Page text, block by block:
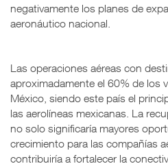
negativamente los planes de
aeronáutico nacional.
Las operaciones aéreas con
aproximadamente el 60% de los
México, siendo este país el
las aerolíneas mexicanas. La
no solo significaría mayores
crecimiento para las compañías
contribuiría a fortalecer la